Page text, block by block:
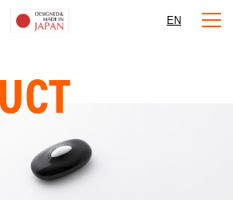
Braveridge
EN